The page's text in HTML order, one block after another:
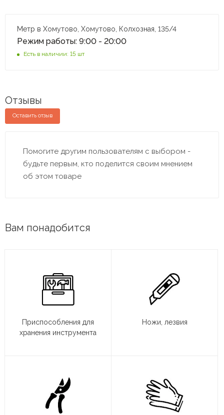
Метр в Хомутово, Хомутово, Колхозная, 135/4
Режим работы: 9:00 - 20:00
Есть в наличии: 15 шт
Отзывы
Оставить отзыв
Помогите другим пользователям с выбором -
будьте первым, кто поделится своим мнением
об этом товаре
Вам понадобится
Приспособления для
хранения инструмента
Ножи, лезвия